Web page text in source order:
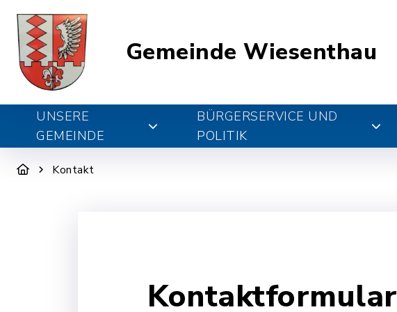
Gemeinde Wiesenthau
UNSERE
GEMEINDE
BÜRGERSERVICE UND
POLITIK
Kontakt
Kontaktformular